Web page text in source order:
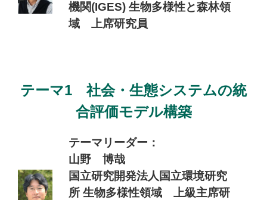
機関(IGES) 生物多様性と森林領
域 上席研究員
テーマ1 社会・生態システムの統
合評価モデル構築
テーマリーダー：
山野 博哉
国立研究開発法人国立環境研究
所 生物多様性領域 上級主席研